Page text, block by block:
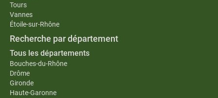
Tours
Vannes
Étoile-sur-Rhône
Recherche par département
Tous les départements
Bouches-du-Rhône
Drôme
Gironde
Haute-Garonne